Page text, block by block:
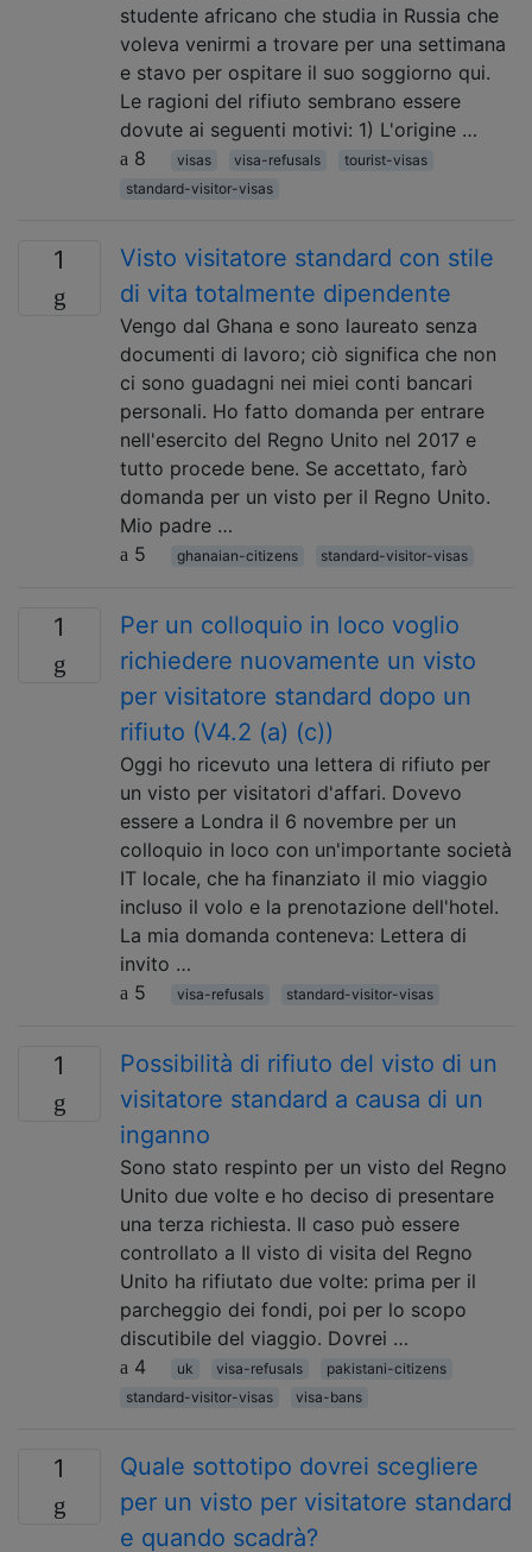
studente africano che studia in Russia che
voleva venirmi a trovare per una settimana
e stavo per ospitare il suo soggiorno qui.
Le ragioni del rifiuto sembrano essere
dovute ai seguenti motivi: 1) L'origine …
8
visas visa-refusals
tourist-visas
standard-visitor-visas
1
Visto visitatore standard con stile
di vita totalmente dipendente
Vengo dal Ghana e sono laureato senza
documenti di lavoro; ciò significa che non
ci sono guadagni nei miei conti bancari
personali. Ho fatto domanda per entrare
nell'esercito del Regno Unito nel 2017 e
tutto procede bene. Se accettato, farò
domanda per un visto per il Regno Unito.
Mio padre …
5
ghanaian-citizens standard-visitor-visas
1
Per un colloquio in loco voglio
richiedere nuovamente un visto
per visitatore standard dopo un
rifiuto (V4.2 (a) (c))
Oggi ho ricevuto una lettera di rifiuto per
un visto per visitatori d'affari. Dovevo
essere a Londra il 6 novembre per un
colloquio in loco con un'importante società
IT locale, che ha finanziato il mio viaggio
incluso il volo e la prenotazione dell'hotel.
La mia domanda conteneva: Lettera di
invito …
5
visa-refusals standard-visitor-visas
1
Possibilità di rifiuto del visto di un
visitatore standard a causa di un
inganno
Sono stato respinto per un visto del Regno
Unito due volte e ho deciso di presentare
una terza richiesta. Il caso può essere
controllato a Il visto di visita del Regno
Unito ha rifiutato due volte: prima per il
parcheggio dei fondi, poi per lo scopo
discutibile del viaggio. Dovrei …
4
uk visa-refusals
pakistani-citizens
standard-visitor-visas
visa-bans
1
Quale sottotipo dovrei scegliere
per un visto per visitatore standard
e quando scadrà?